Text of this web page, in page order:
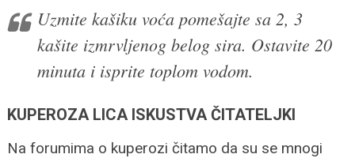
Uzmite kašiku voća pomešajte sa 2, 3
kašite izmrvljenog belog sira. Ostavite 20
minuta i isprite toplom vodom.
KUPEROZA LICA ISKUSTVA ČITATELJKI
Na forumima o kuperozi čitamo da su se mnogi